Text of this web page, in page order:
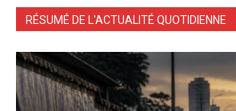
RÉSUMÉ DE L'ACTUALITÉ QUOTIDIENNE